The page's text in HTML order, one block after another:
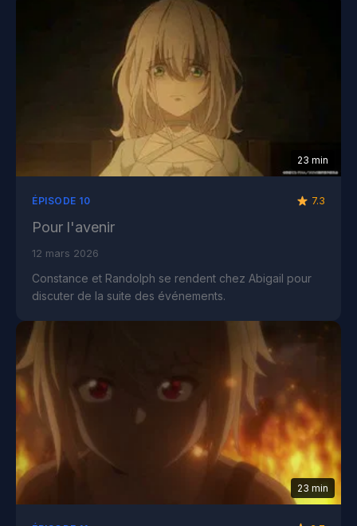
23 min
ÉPISODE 10 7.3
Pour l'avenir
12 mars 2026
Constance et Randolph se rendent chez Abigail pour
discuter de la suite des événements.
23 min